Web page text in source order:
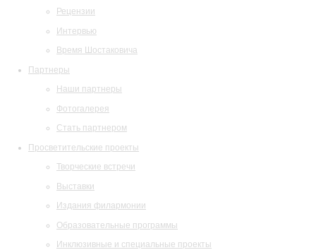
Рецензии
Интервью
Время Шостаковича
Партнеры
Наши партнеры
Фотогалерея
Стать партнером
Просветительские проекты
Творческие встречи
Выставки
Издания филармонии
Образовательные программы
Инклюзивные и специальные проекты